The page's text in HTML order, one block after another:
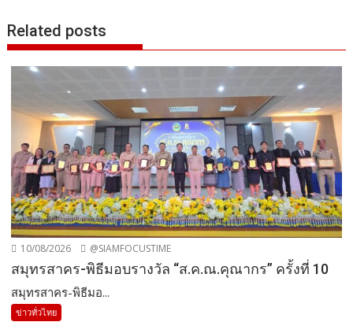
Related posts
10/08/2026 @SIAMFOCUSTIME
สมุทรสาคร-พิธีมอบรางวัล “ส.ค.ณ.คุณากร” ครั้งที่ 10
สมุทรสาคร-พิธีมอ...
ข่าวทั่วไทย